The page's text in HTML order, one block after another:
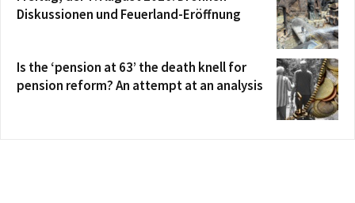
Diskussionen und Feuerland-Eröffnung
Is the ‘pension at 63’ the death knell for
pension reform? An attempt at an analysis